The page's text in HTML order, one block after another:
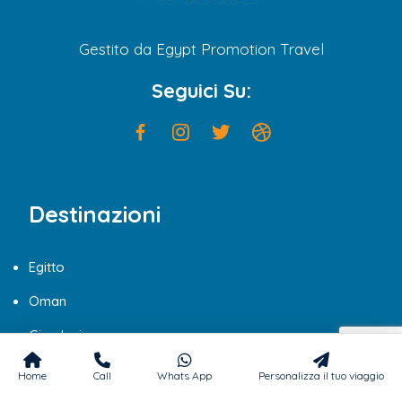
Gestito da Egypt Promotion Travel
Seguici Su:
Destinazioni
Egitto
Oman
Giordania
Turchia
Home Call Whats App Personalizza il tuo viaggio